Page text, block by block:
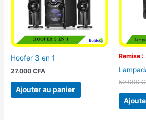
Hoofer 3 en 1
27.000CFA
Ajouter au panier
Remise :
50.000